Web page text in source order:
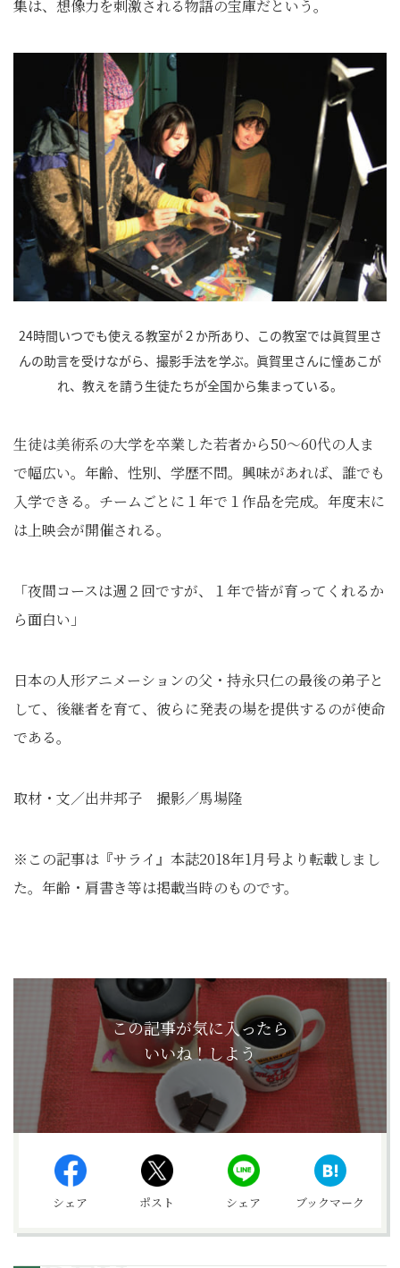
集は、想像力を刺激される物語の宝庫だという。
24時間いつでも使える教室が２か所あり、この教室では眞賀里さ
んの助言を受けながら、撮影手法を学ぶ。眞賀里さんに憧あこが
れ、教えを請う生徒たちが全国から集まっている。
生徒は美術系の大学を卒業した若者から50～60代の人ま
で幅広い。年齢、性別、学歴不問。興味があれば、誰でも
入学できる。チームごとに１年で１作品を完成。年度末に
は上映会が開催される。
「夜間コースは週２回ですが、１年で皆が育ってくれるか
ら面白い」
日本の人形アニメーションの父・持永只仁の最後の弟子と
して、後継者を育て、彼らに発表の場を提供するのが使命
である。
取材・文／出井邦子 撮影／馬場隆
※この記事は『サライ』本誌2018年1月号より転載しまし
た。年齢・肩書き等は掲載当時のものです。
この記事が気に入ったら
いいね！しよう
シェア ポスト シェア ブックマーク